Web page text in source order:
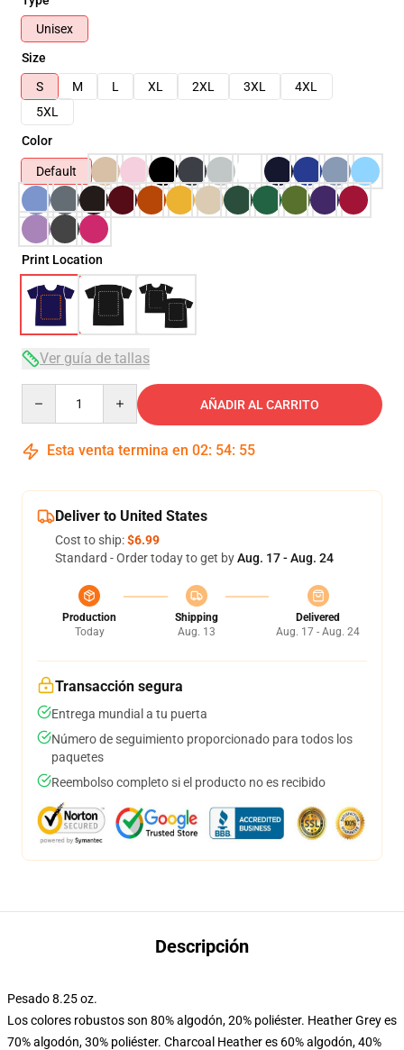
Unisex
Size
S
M L XL 2XL 3XL
4XL
5XL
Color
Default
Print Location
Ver guía de tallas
AÑADIR AL CARRITO
Esta venta termina en 02: 54: 54
Deliver to United States
Cost to ship:$6.99
Standard - Order today to get byAug. 17 - Aug. 24
Production
Today
Shipping
Aug. 13
Delivered
Aug. 17 - Aug. 24
Transacción segura
Entrega mundial a tu puerta
Número de seguimiento proporcionado para todos los
paquetes
Reembolso completo si el producto no es recibido
Descripción
Pesado 8.25 oz.
Los colores robustos son 80% algodón, 20% poliéster. Heather Grey es
70% algodón, 30% poliéster. Charcoal Heather es 60% algodón, 40%